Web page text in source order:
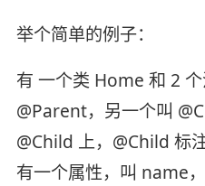
举个简单的例子：
有 一个类 Home 和 2
@Parent，另一个叫
@Child 上，@Child 标
有一个属性，叫 name